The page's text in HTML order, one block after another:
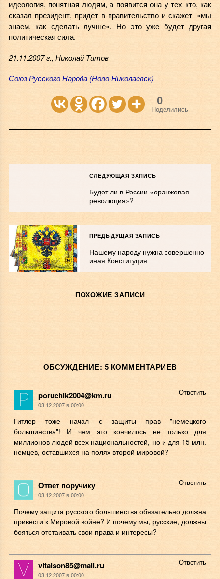
идеология, понятная людям, а появится она у тех кто, как
сказал президент, придет в правительство и скажет: «мы
знаем, как сделать лучше». Но это уже будет другая
политическая сила.
21.11.2007 г., Николай Титов
Союз Русского Народа (Ново-Николаевск)
0
Поделились
СЛЕДУЮЩАЯ ЗАПИСЬ
Будет ли в России «оранжевая
революция»?
ПРЕДЫДУЩАЯ ЗАПИСЬ
Нашему народу нужна совершенно
иная Конституция
ПОХОЖИЕ ЗАПИСИ
ОБСУЖДЕНИЕ: 5 КОММЕНТАРИЕВ
poruchik2004@km.ru
03.12.2007 в 00:00
Гитлер тоже начал с защиты прав "немецкого
большинства"! И чем это кончилось не только для
миллионов людей всех национальностей, но и для 15 млн.
немцев, оставшихся на полях второй мировой?
Ответить
Ответ поручику
03.12.2007 в 00:00
Почему защита русского большинства обязательно должна
привести к Мировой войне? И почему мы, русские, должны
бояться отстаивать свои права и интересы?
Ответить
vitalson85@mail.ru
03.12.2007 в 00:00
Ответить